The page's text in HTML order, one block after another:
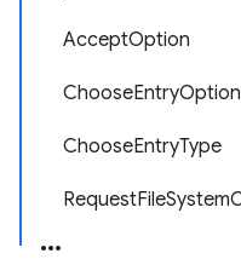
AcceptOption
ChooseEntryType